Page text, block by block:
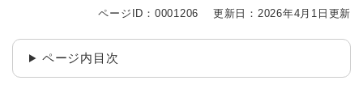
ページID：0001206 更新日：2026年4月1日更新
ページ内目次